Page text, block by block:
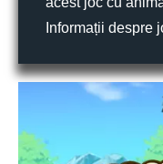
Informații despre